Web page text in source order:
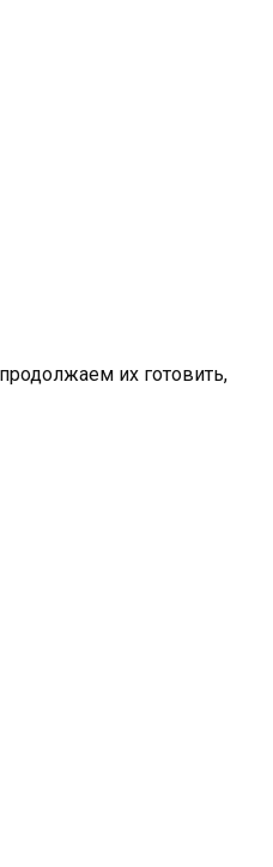
их готовить,